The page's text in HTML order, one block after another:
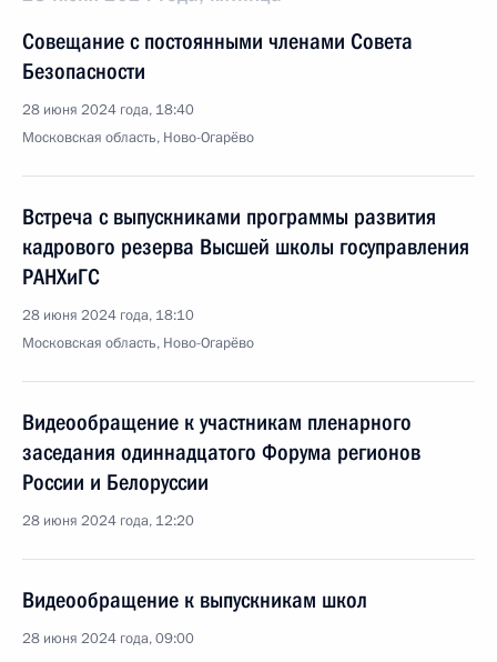
Совещание с постоянными членами Совета
Безопасности
28 июня 2024 года, 18:40
Московская область, Ново-Огарёво
Встреча с выпускниками программы развития
кадрового резерва Высшей школы госуправления
РАНХиГС
28 июня 2024 года, 18:10
Московская область, Ново-Огарёво
Видеообращение к участникам пленарного
заседания одиннадцатого Форума регионов
России и Белоруссии
28 июня 2024 года, 12:20
Видеообращение к выпускникам школ
28 июня 2024 года, 09:00